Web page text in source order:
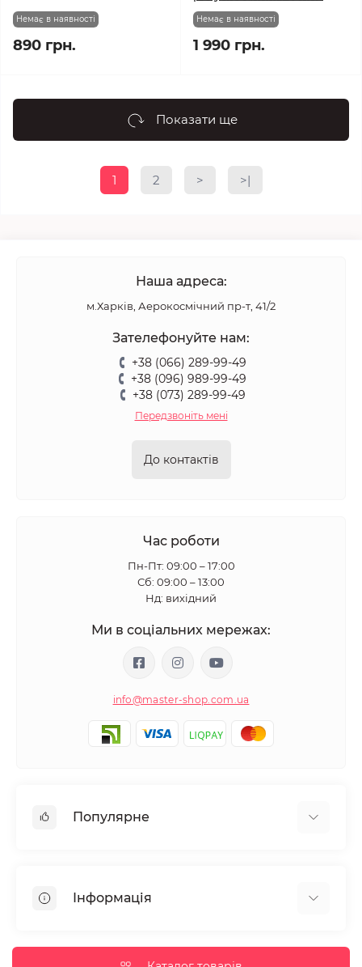
Немає в наявності
890 грн.
Немає в наявності
1 990 грн.
Показати ще
1 2 > >|
Наша адреса:
м.Харків, Аерокосмічний пр-т, 41/2
Зателефонуйте нам:
+38 (066) 289-99-49
+38 (096) 989-99-49
+38 (073) 289-99-49
Передзвоніть мені
До контактів
Час роботи
Пн-Пт: 09:00 – 17:00
Сб: 09:00 – 13:00
Нд: вихідний
Ми в соціальних мережах:
info@master-shop.com.ua
Популярне
Парафінотерапія
Вії та брови
Інформація